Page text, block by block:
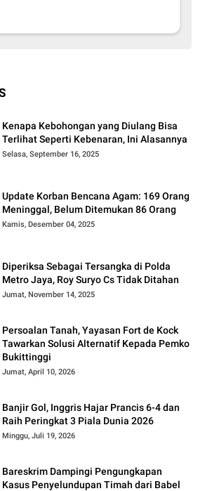
Kenapa Kebohongan yang Diulang Bisa
Terlihat Seperti Kebenaran, Ini Alasannya
Selasa, September 16, 2025
Update Korban Bencana Agam: 169 Orang
Meninggal, Belum Ditemukan 86 Orang
Kamis, Desember 04, 2025
Diperiksa Sebagai Tersangka di Polda
Metro Jaya, Roy Suryo Cs Tidak Ditahan
Jumat, November 14, 2025
Persoalan Tanah, Yayasan Fort de Kock
Tawarkan Solusi Alternatif Kepada Pemko
Bukittinggi
Jumat, April 10, 2026
Banjir Gol, Inggris Hajar Prancis 6-4 dan
Raih Peringkat 3 Piala Dunia 2026
Minggu, Juli 19, 2026
Bareskrim Dampingi Pengungkapan
Kasus Penyelundupan Timah dari Babel